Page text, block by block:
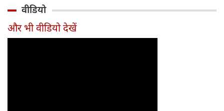
साल से ज्यादा उम्र का
काम, जानें पूरा
और
वीडियो
और भी वीडियो देखें